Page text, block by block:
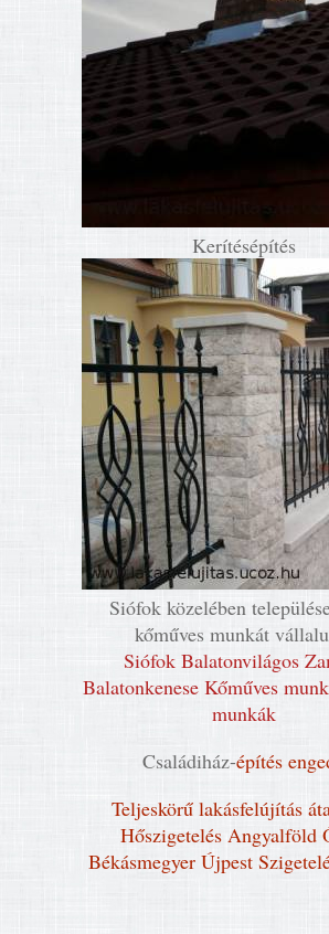
Kerítésépítés
Siófok közelében
kőműves munkát
Siófok Balatonvilágos
Balatonkenese Kőműves
munkák
Családiház-építés
Teljeskörű lakásfelújítás
Hőszigetelés Angyalföld
Békásmegyer Újpest